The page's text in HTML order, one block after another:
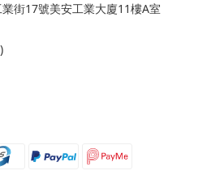
街17號美安工業大廈11樓A室